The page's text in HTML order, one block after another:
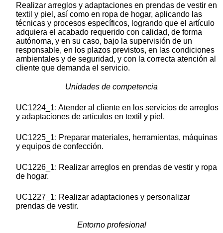
Realizar arreglos y adaptaciones en prendas de vestir en
textil y piel, así como en ropa de hogar, aplicando las
técnicas y procesos específicos, logrando que el artículo
adquiera el acabado requerido con calidad, de forma
autónoma, y en su caso, bajo la supervisión de un
responsable, en los plazos previstos, en las condiciones
ambientales y de seguridad, y con la correcta atención al
cliente que demanda el servicio.
Unidades de competencia
UC1224_1: Atender al cliente en los servicios de arreglos
y adaptaciones de artículos en textil y piel.
UC1225_1: Preparar materiales, herramientas, máquinas
y equipos de confección.
UC1226_1: Realizar arreglos en prendas de vestir y ropa
de hogar.
UC1227_1: Realizar adaptaciones y personalizar
prendas de vestir.
Entorno profesional